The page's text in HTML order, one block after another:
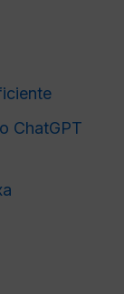
ChatGPT